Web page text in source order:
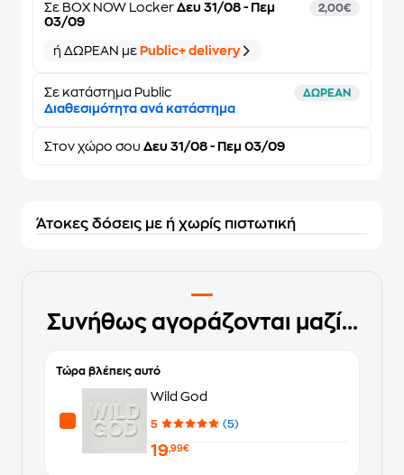
Σε BOX NOW Locker Δευ 31/08 - Πεμ
03/09
2,00€
ή ΔΩΡΕΑΝ με Public+ delivery
Σε κατάστημα Public ΔΩΡΕΑΝ
Διαθεσιμότητα ανά κατάστημα
Στον χώρο σου Δευ 31/08 - Πεμ 03/09
Άτοκες δόσεις με ή χωρίς πιστωτική
Συνήθως αγοράζονται μαζί...
Τώρα βλέπεις αυτό
Wild God
5 (5)
19,99€